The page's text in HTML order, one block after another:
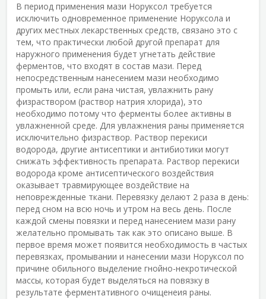
В период применения мази Норуксол требуется
исключить одновременное применение Норуксола и
других местных лекарственных средств, связано это с
тем, что практически любой другой препарат для
наружного применения будет угнетать действие
ферментов, что входят в состав мази. Перед
непосредственным нанесением мази необходимо
промыть или, если рана чистая, увлажнить рану
физраствором (раствор натрия хлорида), это
необходимо потому что ферменты более активны в
увлажненной среде. Для увлажнения раны применяется
исключительно физраствор. Раствор перекиси
водорода, другие антисептики и антибиотики могут
снижать эффективность препарата. Раствор перекиси
водорода кроме антисептического воздействия
оказывает травмирующее воздействие на
неповрежденные ткани. Перевязку делают 2 раза в день:
перед сном на всю ночь и утром на весь день. После
каждой смены повязки и перед нанесением мази рану
желательно промывать так как это описано выше. В
первое время может появится необходимость в частых
перевязках, промывании и нанесении мази Норуксол по
причине обильного выделение гнойно-некротической
массы, которая будет выделяться на повязку в
результате ферментативного очищенеия раны.